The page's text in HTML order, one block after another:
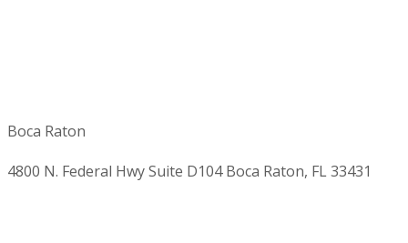
Boca Raton
4800 N. Federal Hwy Suite D104 Boca Raton, FL 33431